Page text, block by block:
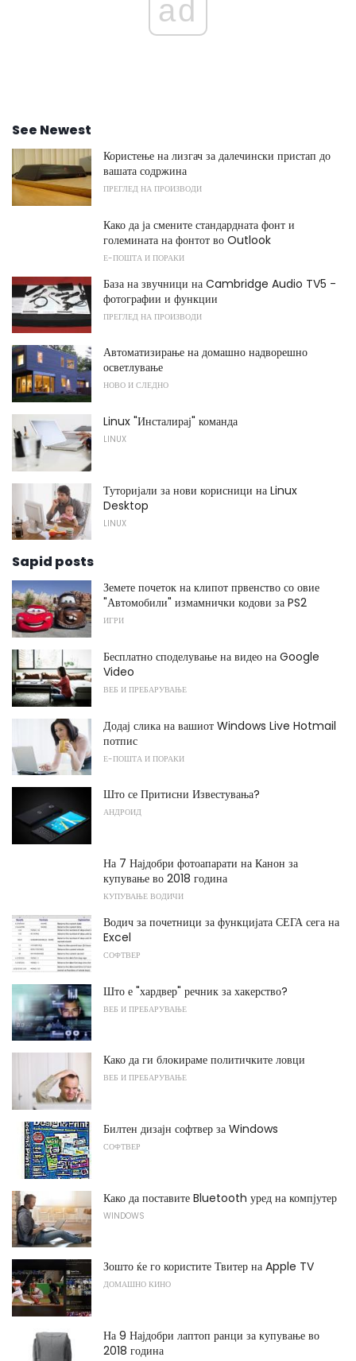
ad
See Newest
Користење на лизгач за далечински пристап до
вашата содржина
ПРЕГЛЕД НА ПРОИЗВОДИ
Како да ја смените стандардната фонт и
големината на фонтот во Outlook
Е-ПОШТА И ПОРАКИ
База на звучници на Cambridge Audio TV5 -
фотографии и функции
ПРЕГЛЕД НА ПРОИЗВОДИ
Автоматизирање на домашно надворешно
осветлување
НОВО И СЛЕДНО
Linux "Инсталирај" команда
LINUX
Туторијали за нови корисници на Linux
Desktop
LINUX
Sapid posts
Земете почеток на клипот првенство со овие
"Автомобили" измамнички кодови за PS2
ИГРИ
Бесплатно споделување на видео на Google
Video
ВЕБ И ПРЕБАРУВАЊЕ
Додај слика на вашиот Windows Live Hotmail
потпис
Е-ПОШТА И ПОРАКИ
Што се Притисни Известувања?
АНДРОИД
На 7 Најдобри фотоапарати на Канон за
купување во 2018 година
КУПУВАЊЕ ВОДИЧИ
Водич за почетници за функцијата СЕГА сега на
Excel
СОФТВЕР
Што е "хардвер" речник за хакерство?
ВЕБ И ПРЕБАРУВАЊЕ
Како да ги блокираме политичките ловци
ВЕБ И ПРЕБАРУВАЊЕ
Билтен дизајн софтвер за Windows
СОФТВЕР
Како да поставите Bluetooth уред на компјутер
WINDOWS
Зошто ќе го користите Твитер на Apple TV
ДОМАШНО КИНО
На 9 Најдобри лаптоп ранци за купување во
2018 година